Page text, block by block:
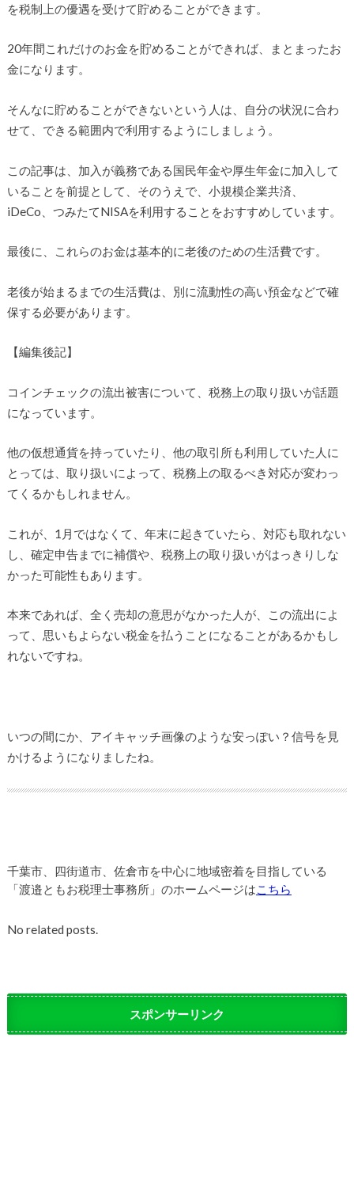
を税制上の優遇を受けて貯めることができます。
20年間これだけのお金を貯めることができれば、まとまったお
金になります。
そんなに貯めることができないという人は、自分の状況に合わ
せて、できる範囲内で利用するようにしましょう。
この記事は、加入が義務である国民年金や厚生年金に加入して
いることを前提として、そのうえで、小規模企業共済、
iDeCo、つみたてNISAを利用することをおすすめしています。
最後に、これらのお金は基本的に老後のための生活費です。
老後が始まるまでの生活費は、別に流動性の高い預金などで確
保する必要があります。
【編集後記】
コインチェックの流出被害について、税務上の取り扱いが話題
になっています。
他の仮想通貨を持っていたり、他の取引所も利用していた人に
とっては、取り扱いによって、税務上の取るべき対応が変わっ
てくるかもしれません。
これが、1月ではなくて、年末に起きていたら、対応も取れない
し、確定申告までに補償や、税務上の取り扱いがはっきりしな
かった可能性もあります。
本来であれば、全く売却の意思がなかった人が、この流出によ
って、思いもよらない税金を払うことになることがあるかもし
れないですね。
いつの間にか、アイキャッチ画像のような安っぽい？信号を見
かけるようになりましたね。
千葉市、四街道市、佐倉市を中心に地域密着を目指している
「渡邉ともお税理士事務所」のホームページはこちら
No related posts.
スポンサーリンク